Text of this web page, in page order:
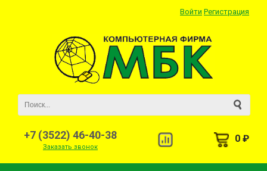
Войти Регистрация
+7 (3522) 46-40-38
Заказать звонок
0 ₽